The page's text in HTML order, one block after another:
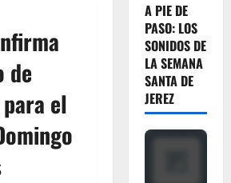
de
el
A PIE DE
PASO: LOS
SONIDOS DE
LA SEMANA
SANTA DE
JEREZ